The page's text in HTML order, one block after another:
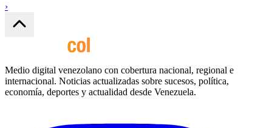
›
Medio digital venezolano con cobertura nacional, regional e
internacional. Noticias actualizadas sobre sucesos, política,
economía, deportes y actualidad desde Venezuela.